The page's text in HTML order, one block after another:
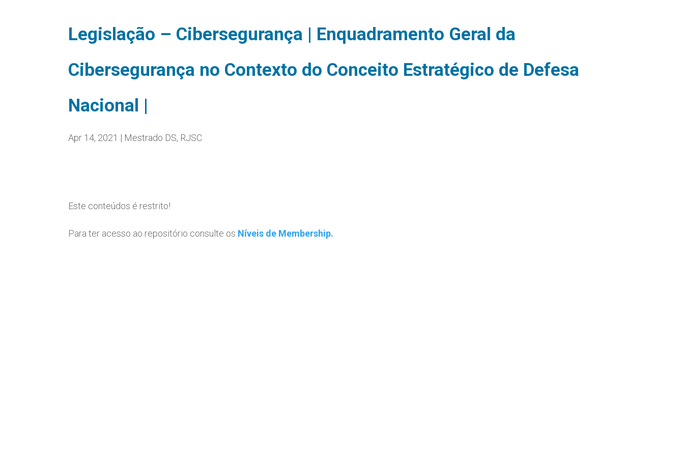
Legislação – Cibersegurança | Enquadramento Geral da
Cibersegurança no Contexto do Conceito Estratégico de Defesa
Nacional |
Apr 14, 2021 | Mestrado DS, RJSC
Este conteúdos é restrito!
Para ter acesso ao repositório consulte os Níveis de Membership.